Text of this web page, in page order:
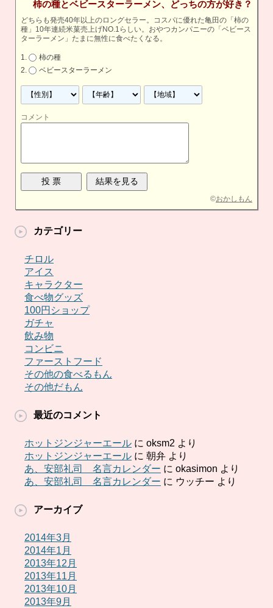
柿の種とベビースターラーメン、どっちの方が好き？
どちらも発売40年以上のロングセラー。コスパに優れた亀田の「柿の
種」10年連続米菓売上げNO.1らしい。おやつカンパニーの「ベビース
ターラーメン」たまに無性に食べたくなる。
柿の種
ベビースターラーメン
コメント
©おかしもん
カテゴリー
チロル
アイス
キャラクター
食べ物グッズ
100円ショップ
ガチャ
飲み物
コンビニ
ファーストフード
その他の食べるもん
その他だもん
最近のコメント
ホットジンジャーエール に oksm2 より
ホットジンジャーエール に 朝弁 より
あ、安部礼司 名言カレンダー に okasimon より
あ、安部礼司 名言カレンダー に ウッチー より
アーカイブ
2014年3月
2014年1月
2013年12月
2013年11月
2013年10月
2013年9月